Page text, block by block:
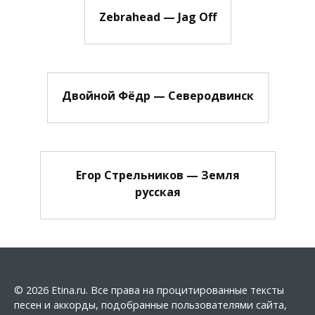
Zebrahead — Jag Off
Двойной Фёдр — Северодвинск
Егор Стрельников — Земля
русская
© 2026 Etina.ru. Все права на процитированные тексты
песен и аккорды, подобранные пользователями сайта,